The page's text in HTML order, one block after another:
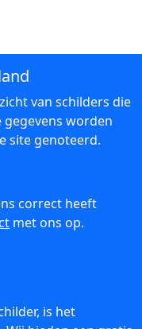
van schilders die
gegevens worden
site genoteerd.
correct heeft
met ons op.
is het